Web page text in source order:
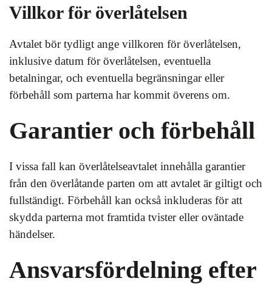
Villkor för överlåtelsen
Avtalet bör tydligt ange villkoren för överlåtelsen,
inklusive datum för överlåtelsen, eventuella
betalningar, och eventuella begränsningar eller
förbehåll som parterna har kommit överens om.
Garantier och förbehåll
I vissa fall kan överlåtelseavtalet innehålla garantier
från den överlåtande parten om att avtalet är giltigt och
fullständigt. Förbehåll kan också inkluderas för att
skydda parterna mot framtida tvister eller oväntade
händelser.
Ansvarsfördelning efter